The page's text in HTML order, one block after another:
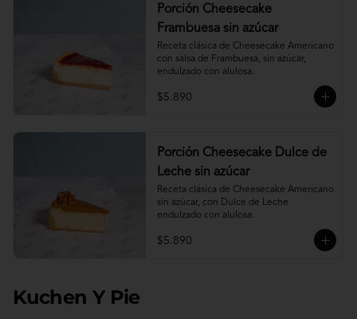
Porción Cheesecake
Frambuesa sin azúcar
Receta clásica de Cheesecake Americano
con salsa de Frambuesa, sin azúcar,
endulzado con alulosa.
$5.890
Porción Cheesecake Dulce de
Leche sin azúcar
Receta clásica de Cheesecake Americano
sin azúcar, con Dulce de Leche
endulzado con alulosa.
$5.890
Kuchen Y Pie